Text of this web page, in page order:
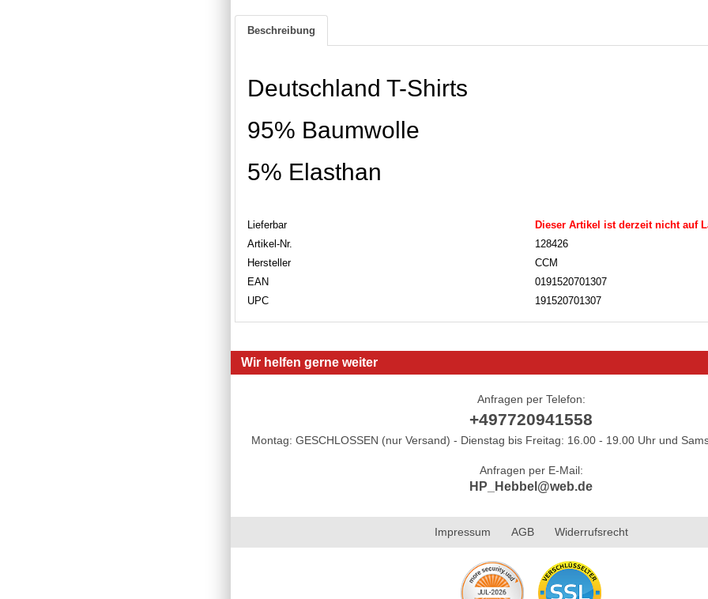
Beschreibung
Deutschland T-Shirts
95% Baumwolle
5% Elasthan
Lieferbar
Dieser Artikel ist derzeit nicht auf
Artikel-Nr.
128426
Hersteller
CCM
EAN
0191520701307
UPC
191520701307
Wir helfen gerne weiter
Anfragen per Telefon:
+497720941558
Montag: GESCHLOSSEN (nur Versand) - Dienstag bis Freitag: 16.00 - 19.00 Uhr und
Anfragen per E-Mail:
HP_Hebbel@web.de
Impressum AGB Widerrufsrecht